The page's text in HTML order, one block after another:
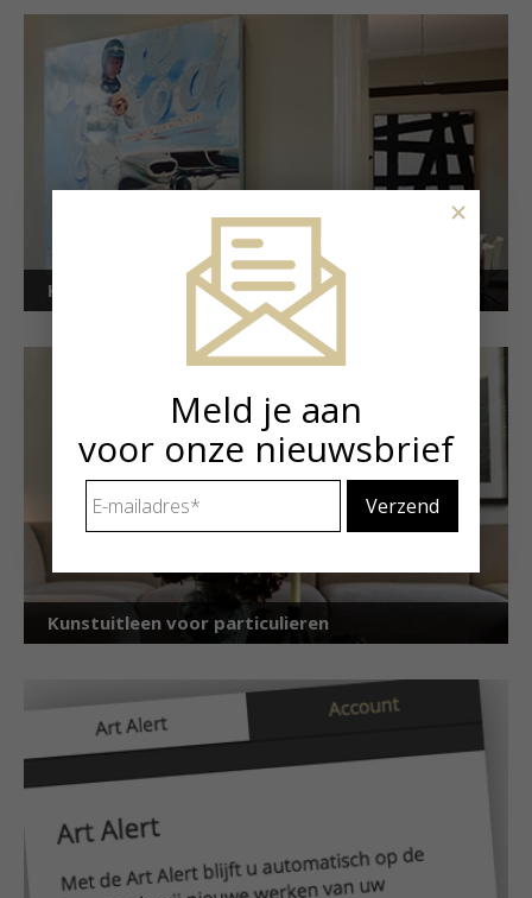
Kunstuitleen voor bedrijven
Kunstuitleen voor particulieren
Meld je aan
voor onze nieuwsbrief
mailadres *
×